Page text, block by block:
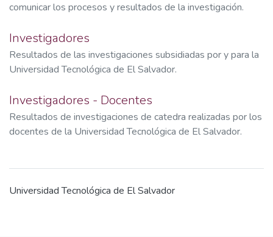
comunicar los procesos y resultados de la investigación.
Investigadores
Resultados de las investigaciones subsidiadas por y para la
Universidad Tecnológica de El Salvador.
Investigadores - Docentes
Resultados de investigaciones de catedra realizadas por los
docentes de la Universidad Tecnológica de El Salvador.
Universidad Tecnológica de El Salvador